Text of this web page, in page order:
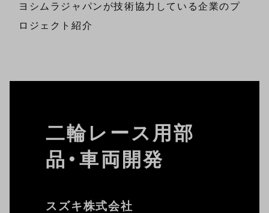
ヨシムラジャパンが技術協力している企業のプ
ロジェクト紹介
二輪レース用部
品・車両開発
スズキ株式会社